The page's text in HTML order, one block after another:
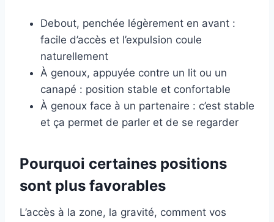
Debout, penchée légèrement en avant :
facile d’accès et l’expulsion coule
naturellement
À genoux, appuyée contre un lit ou un
canapé : position stable et confortable
À genoux face à un partenaire : c’est stable
et ça permet de parler et de se regarder
Pourquoi certaines positions
sont plus favorables
L’accès à la zone, la gravité, comment vos